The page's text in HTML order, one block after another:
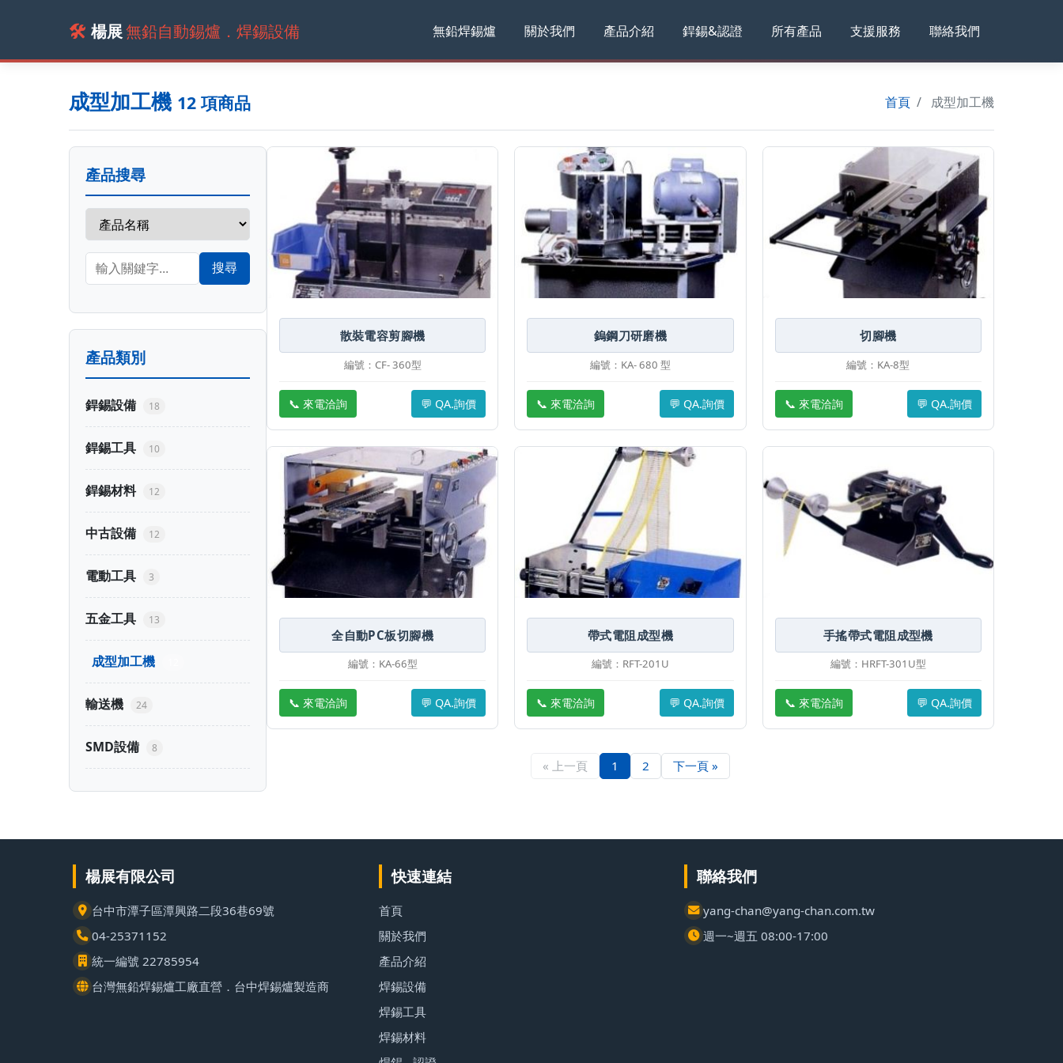
🛠️ 楊展無鉛自動錫爐．焊錫設備 無鉛焊錫爐 關於我們 產品介紹 銲錫&認證 所有產品 支援服務 聯絡我們
成型加工機 12 項商品 首頁 成型加工機
產品搜尋
搜尋
產品類別
銲錫設備 18
銲錫工具 10
銲錫材料 12
中古設備 12
電動工具 3
五金工具 13
成型加工機
輸送機 24
SMD設備 8
散裝電容剪腳機
編號：CF- 360型
📞 來電洽詢 💬 QA.詢價
鎢鋼刀研磨機
編號：KA- 680 型
📞 來電洽詢 💬 QA.詢價
切腳機
編號：KA-8型
📞 來電洽詢 💬 QA.詢價
全自動PC板切腳機
編號：KA-66型
📞 來電洽詢 💬 QA.詢價
帶式電阻成型機
編號：RFT-201U
📞 來電洽詢 💬 QA.詢價
手搖帶式電阻成型機
編號：HRFT-301U型
📞 來電洽詢 💬 QA.詢價
« 上一頁 1 2 下一頁 »
楊展有限公司
台中市潭子區潭興路二段36巷69號
04-25371152
統一編號 22785954
台灣無鉛焊錫爐工廠直營．台中焊錫爐製造商
快速連結
首頁
關於我們
產品介紹
焊錫設備
焊錫工具
焊錫材料
聯絡我們
yang-chan@yang-chan.com.tw
週一~週五 08:00-17:00